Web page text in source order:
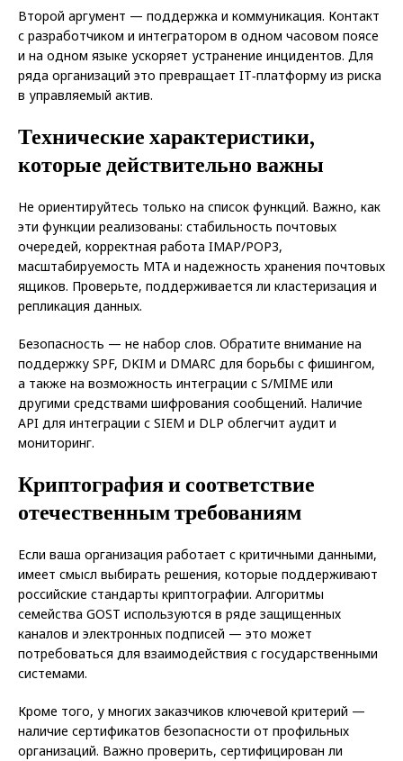
Второй аргумент — поддержка и коммуникация. Контакт
с разработчиком и интегратором в одном часовом поясе
и на одном языке ускоряет устранение инцидентов. Для
ряда организаций это превращает IT‑платформу из риска
в управляемый актив.
Технические характеристики,
которые действительно важны
Не ориентируйтесь только на список функций. Важно, как
эти функции реализованы: стабильность почтовых
очередей, корректная работа IMAP/POP3,
масштабируемость MTA и надежность хранения почтовых
ящиков. Проверьте, поддерживается ли кластеризация и
репликация данных.
Безопасность — не набор слов. Обратите внимание на
поддержку SPF, DKIM и DMARC для борьбы с фишингом,
а также на возможность интеграции с S/MIME или
другими средствами шифрования сообщений. Наличие
API для интеграции с SIEM и DLP облегчит аудит и
мониторинг.
Криптография и соответствие
отечественным требованиям
Если ваша организация работает с критичными данными,
имеет смысл выбирать решения, которые поддерживают
российские стандарты криптографии. Алгоритмы
семейства GOST используются в ряде защищенных
каналов и электронных подписей — это может
потребоваться для взаимодействия с государственными
системами.
Кроме того, у многих заказчиков ключевой критерий —
наличие сертификатов безопасности от профильных
организаций. Важно проверить, сертифицирован ли